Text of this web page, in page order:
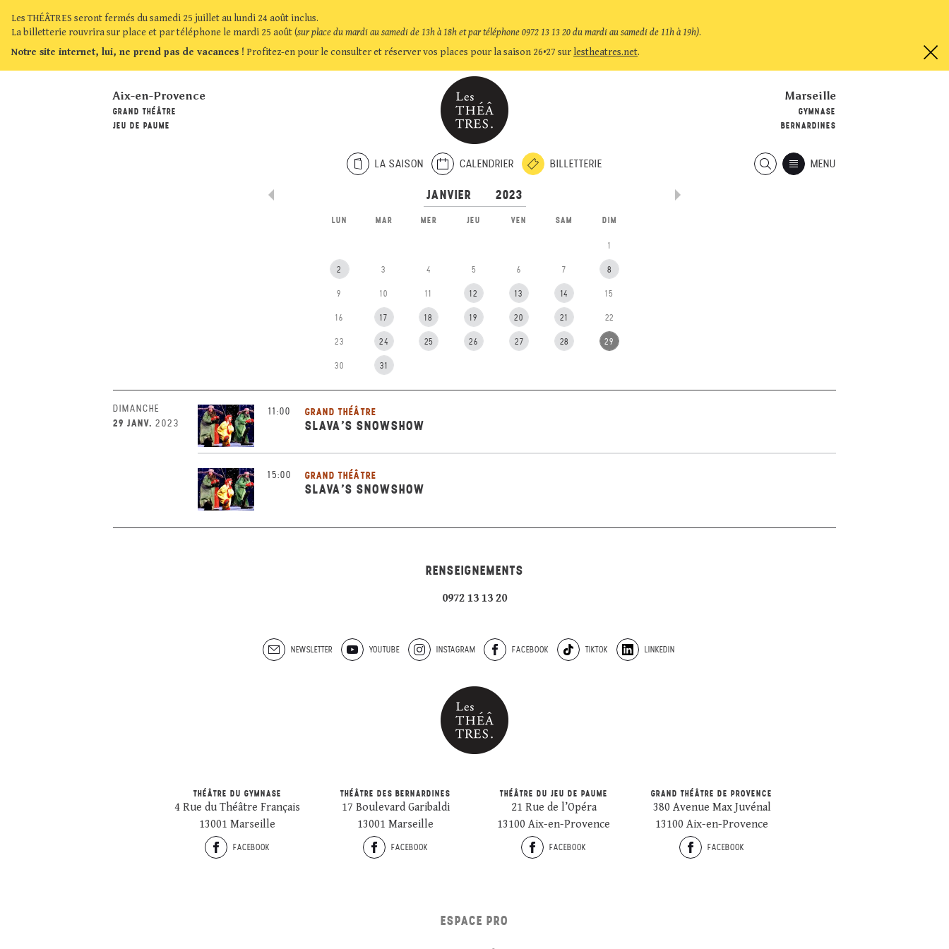
Les THÉÂTRES seront fermés du samedi 25 juillet au lundi 24 août inclus.
La billetterie rouvrira sur place et par téléphone le mardi 25 août (sur place du mardi au samedi de 13h à 18h et par téléphone 0972 13 13 20 du mardi au samedi de 11h à 19h).
Notre site internet, lui, ne prend pas de vacances ! Profitez-en pour le consulter et réserver vos places pour la saison 26•27 sur lestheatres.net.
Marseille
GYMNASE
BERNARDINES
Aix-en-Provence
GRAND THÉÂTRE
JEU DE PAUME
LA SAISON CALENDRIER BILLETTERIE MENU
LUN MAR MER JEU VEN SAM DIM
1
2 3 4 5 6 7 8
9 10 11 12 13 14 15
16 17 18 19 20 21 22
23 24 25 26 27 28 29
30 31
DIMANCHE
29 JANV. 2023
11:00 GRAND THÉÂTRE
SLAVA’S SNOWSHOW
15:00 GRAND THÉÂTRE
SLAVA’S SNOWSHOW
RENSEIGNEMENTS
0972 13 13 20
NEWSLETTER YOUTUBE INSTAGRAM FACEBOOK TIKTOK LINKEDIN
THÉÂTRE DU GYMNASE
4 Rue du Théâtre Français
13001 Marseille
FACEBOOK
THÉÂTRE DES BERNARDINES
17 Boulevard Garibaldi
13001 Marseille
FACEBOOK
THÉÂTRE DU JEU DE PAUME
21 Rue de l’Opéra
13100 Aix-en-Provence
FACEBOOK
GRAND THÉÂTRE DE PROVENCE
380 Avenue Max Juvénal
13100 Aix-en-Provence
FACEBOOK
ESPACE PRO